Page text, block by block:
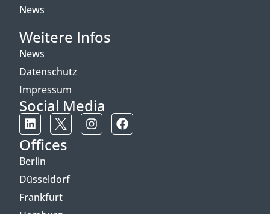
News
Weitere Infos
News
Datenschutz
Impressum
Social Media
Offices
Berlin
Düsseldorf
Frankfurt